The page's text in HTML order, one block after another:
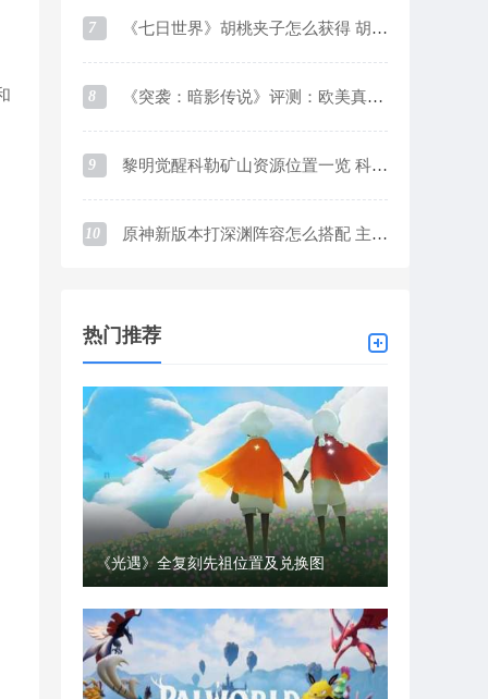
7 《七日世界》胡桃夹子怎么获得 胡桃夹子获取方法
8 《突袭：暗影传说》评测：欧美真实系画风下的魔灵like游戏
9 黎明觉醒科勒矿山资源位置一览 科勒矿山资源采集点在哪
10 原神新版本打深渊阵容怎么搭配 主流阵容优缺点介绍及培养思路
热门推荐
《光遇》全复刻先祖位置及兑换图